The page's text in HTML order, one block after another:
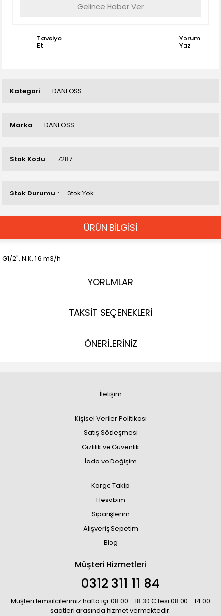
Kategori DANFOSS
Marka DANFOSS
Stok Kodu 7287
Stok Durumu Stok Yok
Gelince Haber Ver
Tavsiye
Et
Yorum
Yaz
ÜRÜN BİLGİSİ
G1/2", N.K, 1,6 m3/h
YORUMLAR
TAKSİT SEÇENEKLERİ
ÖNERİLERİNİZ
İletişim
Kişisel Veriler Politikası
Satış Sözleşmesi
Gizlilik ve Güvenlik
İade ve Değişim
Kargo Takip
Hesabım
Siparişlerim
Alışveriş Sepetim
Blog
Müşteri Hizmetleri
0312 311 11 84
Müşteri temsilcilerimiz hafta içi: 08:00 - 18:30 C.tesi 08:00 - 14:00
saatleri arasında hizmet vermektedir.